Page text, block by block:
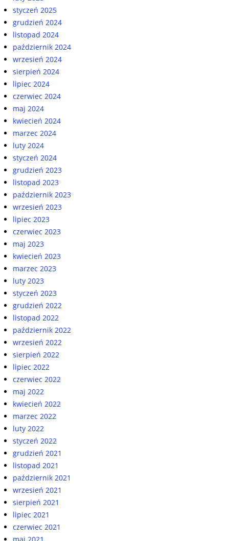
styczeń 2025
grudzień 2024
listopad 2024
październik 2024
wrzesień 2024
sierpień 2024
lipiec 2024
czerwiec 2024
maj 2024
kwiecień 2024
marzec 2024
luty 2024
styczeń 2024
grudzień 2023
listopad 2023
październik 2023
wrzesień 2023
lipiec 2023
czerwiec 2023
maj 2023
kwiecień 2023
marzec 2023
luty 2023
styczeń 2023
grudzień 2022
listopad 2022
październik 2022
wrzesień 2022
sierpień 2022
lipiec 2022
czerwiec 2022
maj 2022
kwiecień 2022
marzec 2022
luty 2022
styczeń 2022
grudzień 2021
listopad 2021
październik 2021
wrzesień 2021
sierpień 2021
lipiec 2021
czerwiec 2021